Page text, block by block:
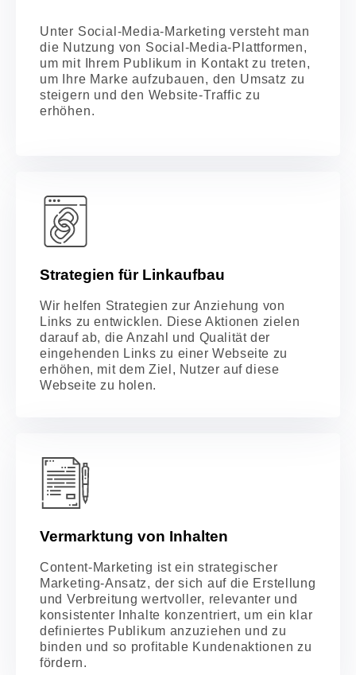
Unter Social-Media-Marketing versteht man
die Nutzung von Social-Media-Plattformen,
um mit Ihrem Publikum in Kontakt zu treten,
um Ihre Marke aufzubauen, den Umsatz zu
steigern und den Website-Traffic zu
erhöhen.
Strategien für Linkaufbau
Wir helfen Strategien zur Anziehung von
Links zu entwicklen. Diese Aktionen zielen
darauf ab, die Anzahl und Qualität der
eingehenden Links zu einer Webseite zu
erhöhen, mit dem Ziel, Nutzer auf diese
Webseite zu holen.​
Vermarktung von Inhalten
Content-Marketing ist ein strategischer
Marketing-Ansatz, der sich auf die Erstellung
und Verbreitung wertvoller, relevanter und
konsistenter Inhalte konzentriert, um ein klar
definiertes Publikum anzuziehen und zu
binden und so profitable Kundenaktionen zu
fördern.